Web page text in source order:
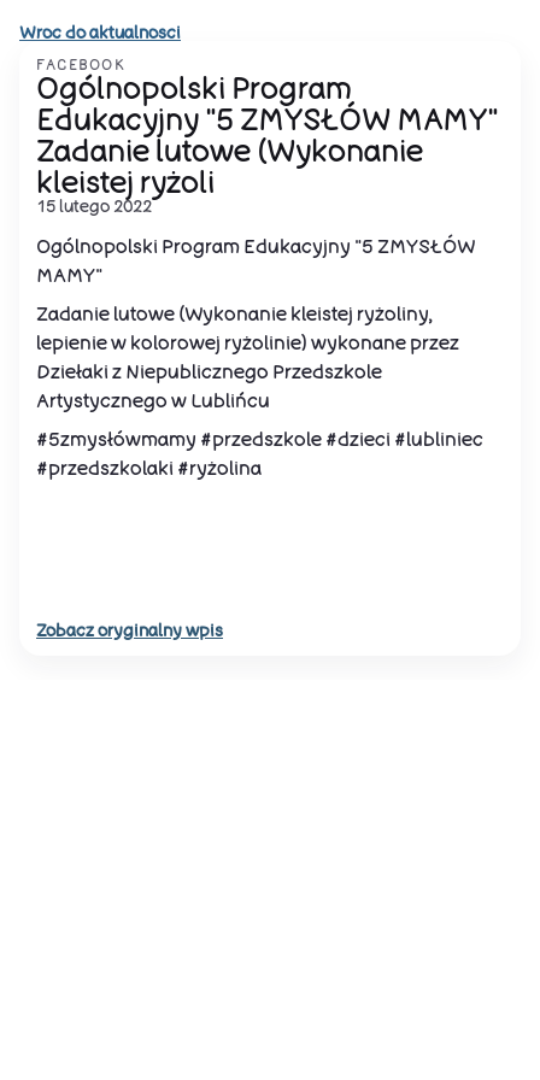
Wroc do aktualnosci
FACEBOOK
Ogólnopolski Program
Edukacyjny "5 ZMYSŁÓW MAMY"
Zadanie lutowe (Wykonanie
kleistej ryżoli
15 lutego 2022
Ogólnopolski Program Edukacyjny "5 ZMYSŁÓW
MAMY"
Zadanie lutowe (Wykonanie kleistej ryżoliny,
lepienie w kolorowej ryżolinie) wykonane przez
Dziełaki z Niepublicznego Przedszkole
Artystycznego w Lublińcu
#5zmysłówmamy #przedszkole #dzieci #lubliniec
#przedszkolaki #ryżolina
Zobacz oryginalny wpis